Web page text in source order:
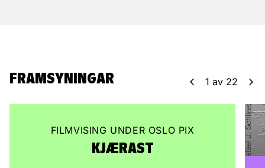
FRAMSYNINGAR 1 av 22
FILMVISING UNDER OSLO PIX
KJÆRAST